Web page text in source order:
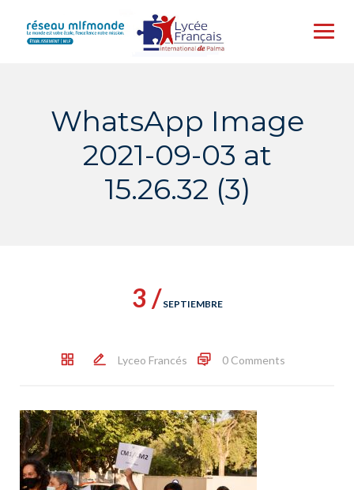
content
WhatsApp Image
2021-09-03 at
15.26.32 (3)
3 / SEPTIEMBRE
Lyceo Francés 0 Comments